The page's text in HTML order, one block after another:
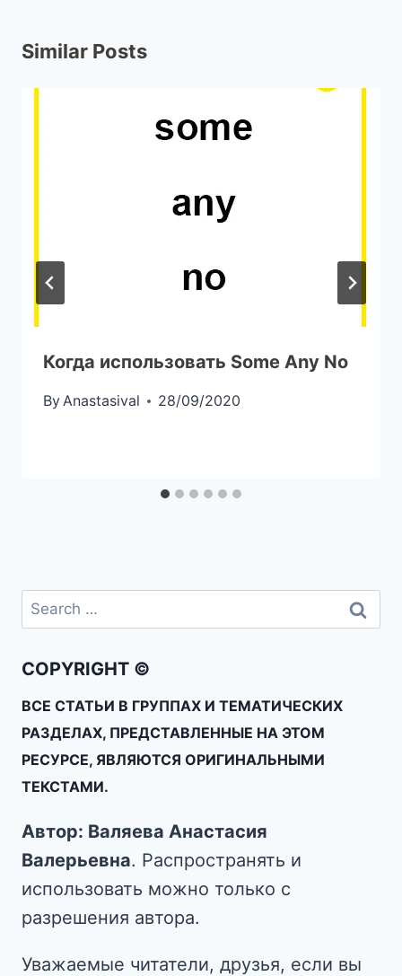
Similar Posts
Когда использовать Some Any No
ByAnastasival 28/09/2020
COPYRIGHT ©
ВСЕ СТАТЬИ В ГРУППАХ И ТЕМАТИЧЕСКИХ
РАЗДЕЛАХ, ПРЕДСТАВЛЕННЫЕ НА ЭТОМ
РЕСУРСЕ, ЯВЛЯЮТСЯ ОРИГИНАЛЬНЫМИ
ТЕКСТАМИ.
Автор: Валяева Анастасия
Валерьевна. Распространять и
использовать можно только с
разрешения автора.
Уважаемые читатели, друзья, если вы